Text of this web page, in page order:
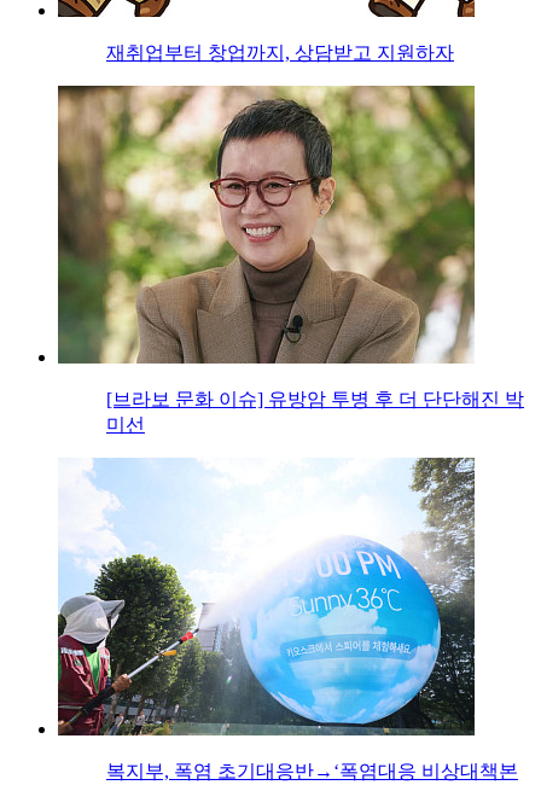
재취업부터 창업까지, 상담받고 지원하자
[브라보 문화 이슈] 유방암 투병 후 더 단단해진 박
미선
복지부, 폭염 초기대응반→‘폭염대응 비상대책본